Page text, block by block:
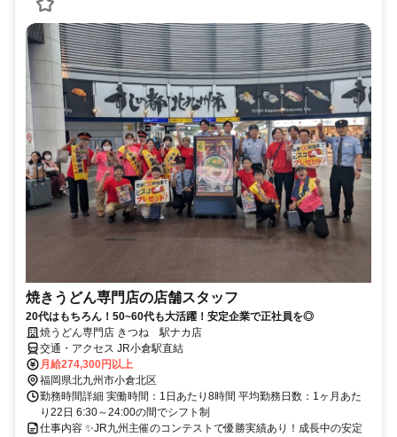
焼きうどん専門店の店舗スタッフ
20代はもちろん！50~60代も大活躍！安定企業で正社員を◎
焼うどん専門店 きつね 駅ナカ店
交通・アクセス JR小倉駅直結
月給274,300円以上
福岡県北九州市小倉北区
勤務時間詳細 実働時間：1日あたり8時間 平均勤務日数：1ヶ月あた
り22日 6:30～24:00の間でシフト制
仕事内容 ✨JR九州主催のコンテストで優勝実績あり！成長中の安定